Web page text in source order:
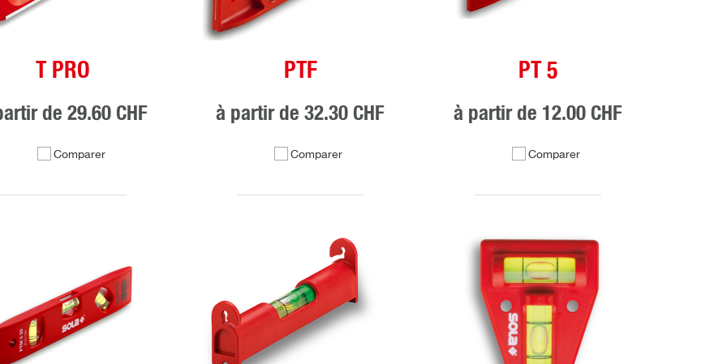
T PRO
de 29.60 CHF
Comparer
PTF
à partir de32.30 CHF
Comparer
PT 5
à partir de 12.00 CHF
Comparer